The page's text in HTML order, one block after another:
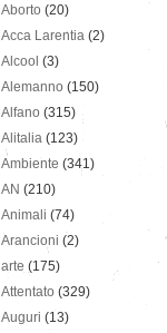
Aborto (20)
Acca Larentia (2)
Alcool (3)
Alemanno (150)
Alfano (315)
Alitalia (123)
Ambiente (341)
AN (210)
Animali (74)
Arancioni (2)
arte (175)
Attentato (329)
Auguri (13)